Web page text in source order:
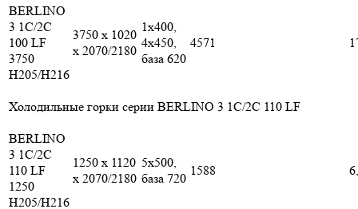
BERLINO
3 1C/2C
100 LF
3750
H205/H216
3750 x 1020
x 2070/2180
1х400,
4х450,
база 620
4571
Холодильные горки серии BERLINO 3 1С/2C 110 LF
BERLINO
3 1C/2C
110 LF
1250
H205/H216
1250 x 1120
x 2070/2180
5x500,
база 720
1588